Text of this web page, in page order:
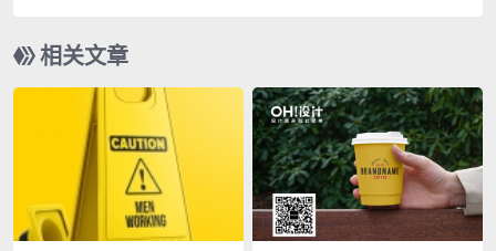
相关文章